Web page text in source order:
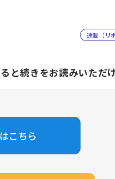
連載（リ
と続きをお読みいただけ
こちら